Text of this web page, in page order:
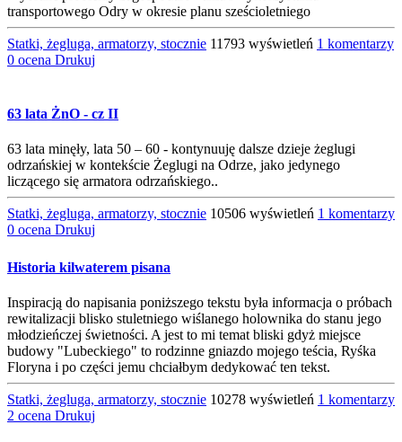
transportowego Odry w okresie planu sześcioletniego
Statki, żegluga, armatorzy, stocznie 11793 wyświetleń 1 komentarzy
0 ocena Drukuj
63 lata ŻnO - cz II
63 lata minęły, lata 50 – 60 - kontynuuję dalsze dzieje żeglugi
odrzańskiej w kontekście Żeglugi na Odrze, jako jedynego
liczącego się armatora odrzańskiego..
Statki, żegluga, armatorzy, stocznie 10506 wyświetleń 1 komentarzy
0 ocena Drukuj
Historia kilwaterem pisana
Inspiracją do napisania poniższego tekstu była informacja o próbach
rewitalizacji blisko stuletniego wiślanego holownika do stanu jego
młodzieńczej świetności. A jest to mi temat bliski gdyż miejsce
budowy "Lubeckiego" to rodzinne gniazdo mojego teścia, Ryśka
Floryna i po części jemu chciałbym dedykować ten tekst.
Statki, żegluga, armatorzy, stocznie 10278 wyświetleń 1 komentarzy
2 ocena Drukuj